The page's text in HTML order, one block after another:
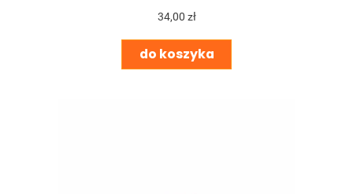
34,00 zł
do koszyka